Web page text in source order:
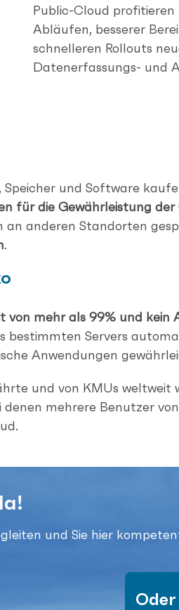
Public-Cloud
Abläufen, besserer
schnelleren Rollouts
Datenerfassungs- und
und Software
für die Gewährleistung
anderen Standorten
.
von mehr als 99% und kein
Servers
Anwendungen
und von KMUs weltweit
mehrere Benutzer
und Sie hier